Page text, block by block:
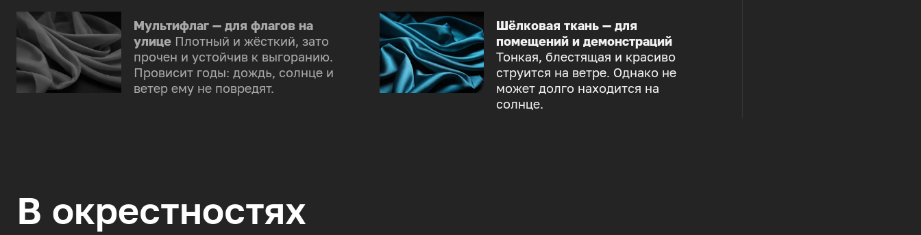
Мультифлаг — для флагов на
улицеПлотный и жёсткий, зато
прочен и устойчив к выгоранию.
Провисит годы: дождь, солнце и
ветер ему не повредят.
Шёлковая ткань — для
помещений и демонстраций
Тонкая, блестящая и красиво
струится на ветре. Однако не
может долго находится на
солнце.
В окрестностях